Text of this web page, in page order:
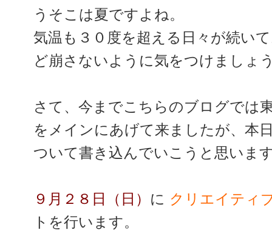
うそこは夏ですよね。
気温も３０度を超える日々が続い
ど崩さないように気をつけましょ
さて、今までこちらのブログでは
をメインにあげて来ましたが、本
ついて書き込んでいこうと思いま
９月２８日（日） に クリエイティ
トを行います。